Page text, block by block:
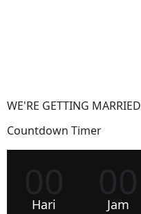
WE'RE GETTING MARRIED
Countdown Timer
00
Hari 00
Jam